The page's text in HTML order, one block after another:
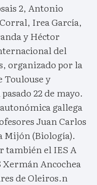
2, Antonio
Irea García,
y Héctor
del
organizado por la
Toulouse y
22 de mayo.
gallega
Juan Carlos
Mijón (Biología).
también el IES A
Xermán Ancochea
de Oleiros.n